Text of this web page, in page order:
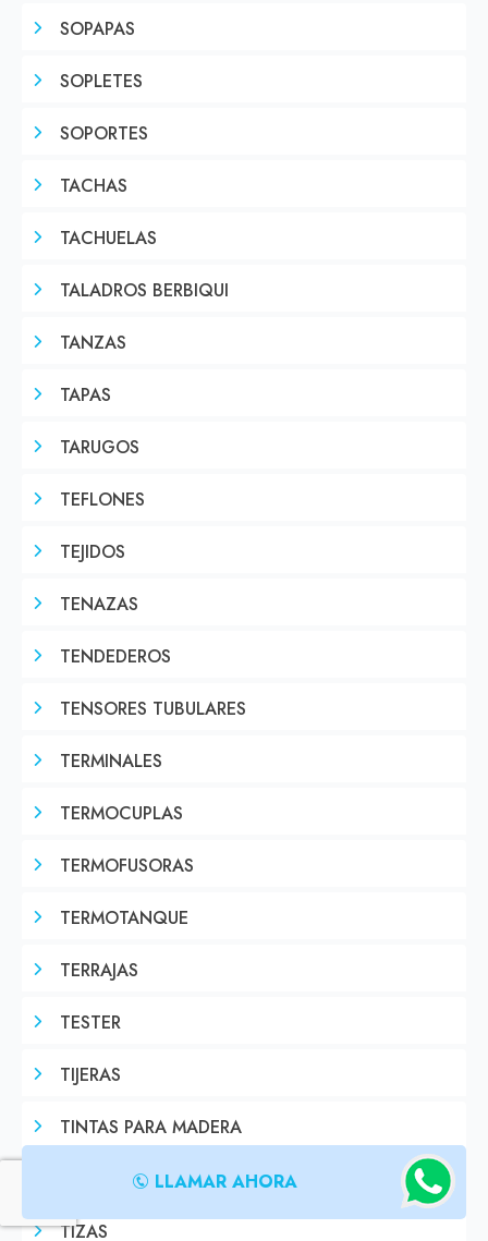
SOPAPAS
SOPLETES
SOPORTES
TACHAS
TACHUELAS
TALADROS BERBIQUI
TANZAS
TAPAS
TARUGOS
TEFLONES
TEJIDOS
TENAZAS
TENDEDEROS
TENSORES TUBULARES
TERMINALES
TERMOCUPLAS
TERMOFUSORAS
TERMOTANQUE
TERRAJAS
TESTER
TIJERAS
TINTAS PARA MADERA
TIRALAMBRES
TIZAS
LLAMAR AHORA